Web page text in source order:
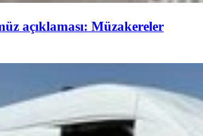
açıklaması: Müzakereler